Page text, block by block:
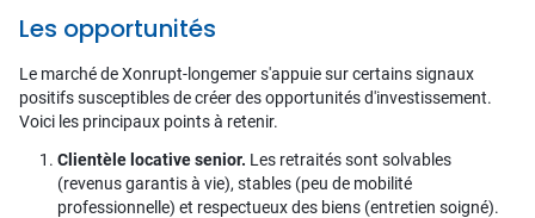
Les opportunités
Le marché de Xonrupt-longemer s'appuie sur certains signaux
positifs susceptibles de créer des opportunités d'investissement.
Voici les principaux points à retenir.
Clientèle locative senior. Les retraités sont solvables
(revenus garantis à vie), stables (peu de mobilité
professionnelle) et respectueux des biens (entretien soigné).